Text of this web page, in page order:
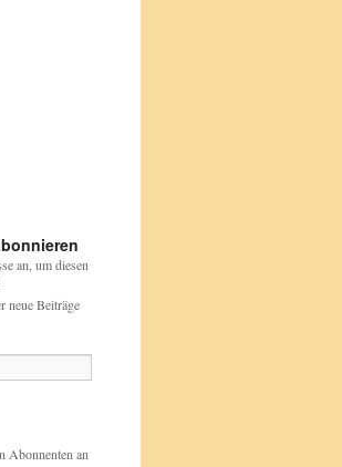
index.html
an, um diesen
neue Beiträge
Abonnenten an